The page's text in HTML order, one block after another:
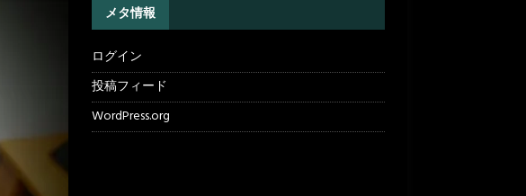
メタ情報
ログイン
投稿フィード
WordPress.org